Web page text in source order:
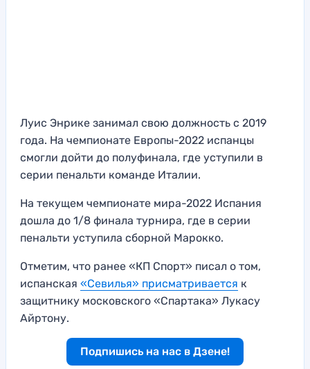
Луис Энрике занимал свою должность с 2019
года. На чемпионате Европы-2022 испанцы
смогли дойти до полуфинала, где уступили в
серии пенальти команде Италии.
На текущем чемпионате мира-2022 Испания
дошла до 1/8 финала турнира, где в серии
пенальти уступила сборной Марокко.
Отметим, что ранее «КП Спорт» писал о том,
испанская «Севилья» присматривается к
защитнику московского «Спартака» Лукасу
Айртону.
Подпишись на нас в Дзене!